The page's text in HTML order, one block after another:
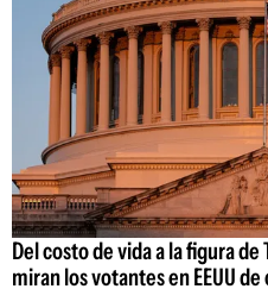
Del costo de vida a la figura
miran los votantes en EEUU